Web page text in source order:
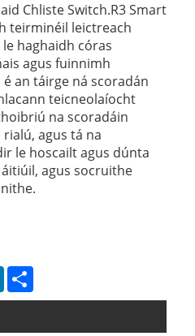
Chliste Switch.R3 Smart
teirminéil leictreach
haghaidh córas
agus fuinnimh
an táirge ná scoradán
teicneolaíocht
na scoradáin
agus tá na
le hoscailt agus dúnta
agus socruithe
LinkedIn